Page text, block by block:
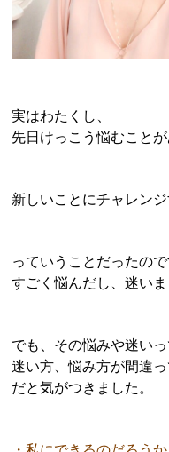
実はわたくし、
先日けっこう悩むことが
新しいことにチャレンジ
っていうことだったので
すごく悩んだし、迷いま
でも、その悩みや迷いっ
迷い方、悩み方が間違
だと気がつきました。